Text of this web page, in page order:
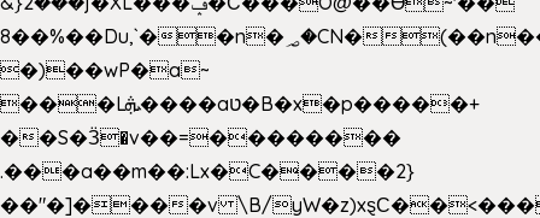
8��%��Du,`��n�؃�CN�(��n��ւ���B�9��
�)��wP�a~
���Lܞ����aט�B�x�p�����+
��S�Ӟ�v��=��������
.���a��m��:Lx�C����2}
��"�]����v \B/